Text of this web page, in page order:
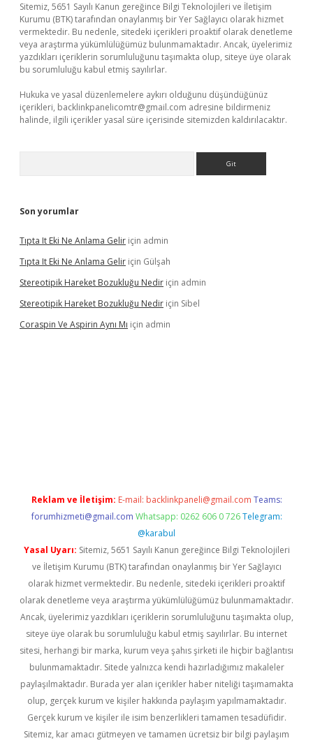
Sitemiz, 5651 Sayılı Kanun gereğince Bilgi Teknolojileri ve İletişim
Kurumu (BTK) tarafından onaylanmış bir Yer Sağlayıcı olarak hizmet
vermektedir. Bu nedenle, sitedeki içerikleri proaktif olarak denetleme
veya araştırma yükümlülüğümüz bulunmamaktadır. Ancak, üyelerimiz
yazdıkları içeriklerin sorumluluğunu taşımakta olup, siteye üye olarak
bu sorumluluğu kabul etmiş sayılırlar.
Hukuka ve yasal düzenlemelere aykırı olduğunu düşündüğünüz
içerikleri, backlinkpanelicomtr@gmail.com adresine bildirmeniz
halinde, ilgili içerikler yasal süre içerisinde sitemizden kaldırılacaktır.
Son yorumlar
Tıpta It Eki Ne Anlama Gelir için admin
Tıpta It Eki Ne Anlama Gelir için Gülşah
Stereotipik Hareket Bozukluğu Nedir için admin
Stereotipik Hareket Bozukluğu Nedir için Sibel
Coraspin Ve Aspirin Aynı Mı için admin
Reklam ve İletişim: E-mail: backlinkpaneli@gmail.com Teams:
forumhizmeti@gmail.com Whatsapp: 0262 606 0 726 Telegram:
@karabul
Yasal Uyarı: Sitemiz, 5651 Sayılı Kanun gereğince Bilgi Teknolojileri
ve İletişim Kurumu (BTK) tarafından onaylanmış bir Yer Sağlayıcı
olarak hizmet vermektedir. Bu nedenle, sitedeki içerikleri proaktif
olarak denetleme veya araştırma yükümlülüğümüz bulunmamaktadır.
Ancak, üyelerimiz yazdıkları içeriklerin sorumluluğunu taşımakta olup,
siteye üye olarak bu sorumluluğu kabul etmiş sayılırlar. Bu internet
sitesi, herhangi bir marka, kurum veya şahıs şirketi ile hiçbir bağlantısı
bulunmamaktadır. Sitede yalnızca kendi hazırladığımız makaleler
paylaşılmaktadır. Burada yer alan içerikler haber niteliği taşımamakta
olup, gerçek kurum ve kişiler hakkında paylaşım yapılmamaktadır.
Gerçek kurum ve kişiler ile isim benzerlikleri tamamen tesadüfidir.
Sitemiz, kar amacı gütmeyen ve tamamen ücretsiz bir bilgi paylaşım